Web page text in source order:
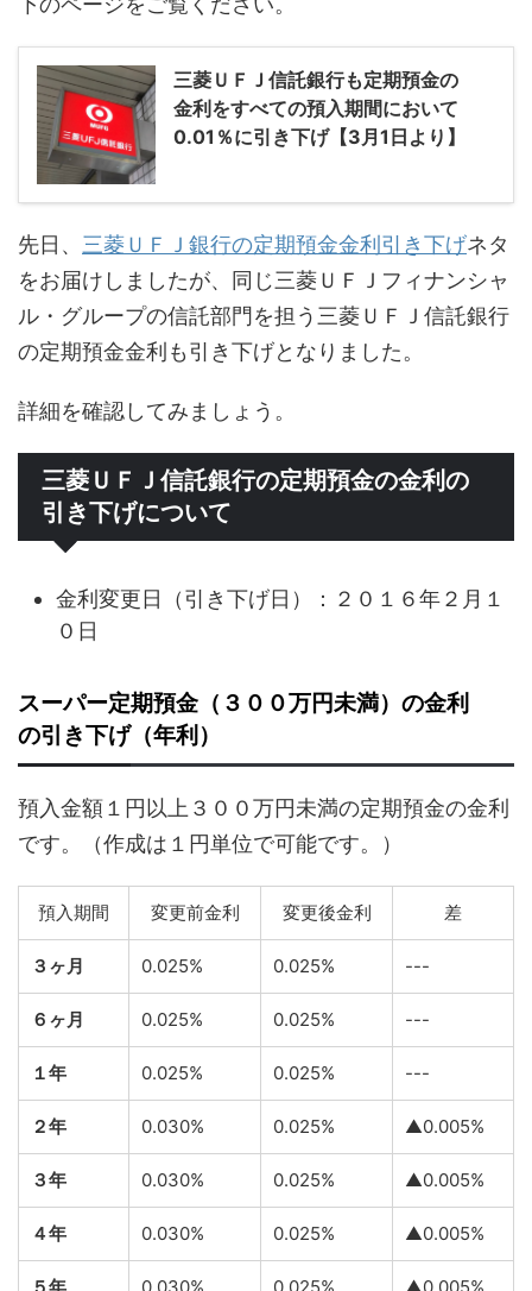
三菱ＵＦＪ信託銀行も定期預金の
金利をすべての預入期間において
0.01％に引き下げ【3月1日より】
先日、 三菱ＵＦＪ銀行の定期預金金利引き下げネタ
をお届けしましたが、同じ三菱ＵＦＪフィナンシャ
ル・グループの信託部門を担う三菱ＵＦＪ信託銀行
の定期預金金利も引き下げとなりました。
詳細を確認してみましょう。
三菱ＵＦＪ信託銀行の定期預金の金利の
引き下げについて
金利変更日（引き下げ日）：２０１６年２月１
０日
スーパー定期預金（３００万円未満）の金利
の引き下げ（年利）
預入金額１円以上３００万円未満の定期預金の金利
です。（作成は１円単位で可能です。）
預入期間 変更前金利 変更後金利 差
３ヶ月 0.025% 0.025% ---
６ヶ月 0.025% 0.025% ---
１年 0.025% 0.025% ---
２年 0.030% 0.025% ▲0.005%
３年 0.030% 0.025% ▲0.005%
４年 0.030% 0.025% ▲0.005%